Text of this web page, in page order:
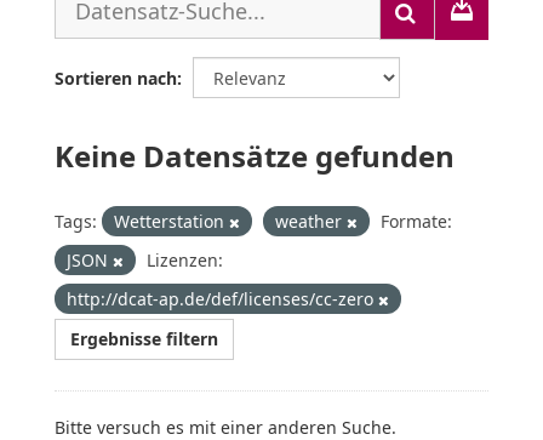
Sortieren nach
Keine Datensätze gefunden
Tags: Wetterstation weather
Formate:
JSON
Lizenzen:
http://dcat-ap.de/def/licenses/cc-zero
Ergebnisse filtern
Bitte versuch es mit einer anderen Suche.